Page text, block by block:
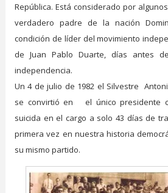
República. Está considerado por
verdadero padre de la nación
condición de líder del movimiento
de Juan Pablo Duarte, días antes
independencia.
Un 4 de julio de 1982 el Silvestre
se convirtió en
el único presidente
suicida en el cargo a solo 43 días de
primera vez en nuestra historia
su mismo partido.